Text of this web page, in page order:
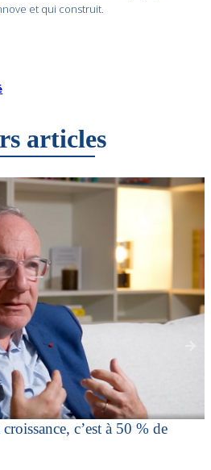
et qui construit.
articles
c’est à 50 % de